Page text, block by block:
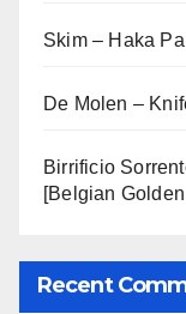
Skim – Haka
De Molen –
Birrificio
[Belgian
Recent